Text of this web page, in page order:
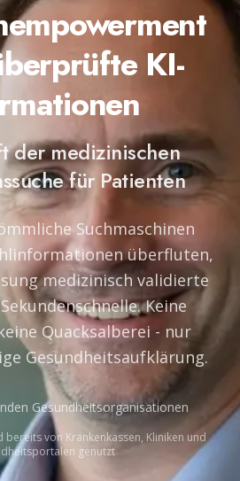
KI-
der medizinischen
für Patienten
Suchmaschinen
überfluten,
medizinisch validierte
Keine
Quacksalberei - nur
Gesundheitsaufklärung.
Gesundheitsorganisationen
von Krankenkassen, Kliniken und
genutzt